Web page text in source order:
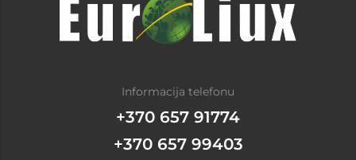
Informacija telefonu
+370 657 91774
+370 657 99403